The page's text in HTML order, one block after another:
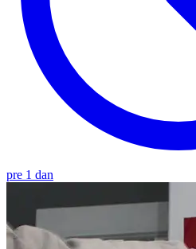
pre 1 dan